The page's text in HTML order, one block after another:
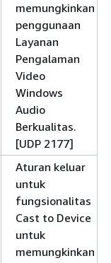
memungkinkan
penggunaan
Layanan
Pengalaman
Video
Windows
Audio
Berkualitas.
[UDP 2177]
Aturan keluar
untuk
fungsionalitas
Cast to Device
untuk
memungkinkan